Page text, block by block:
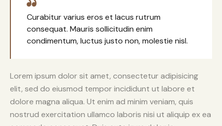
Curabitur varius eros et lacus rutrum
consequat. Mauris sollicitudin enim
condimentum, luctus justo non, molestie nisl.
Lorem ipsum dolor sit amet, consectetur adipisicing
elit, sed do eiusmod tempor incididunt ut labore et
dolore magna aliqua. Ut enim ad minim veniam, quis
nostrud exercitation ullamco laboris nisi ut aliquip ex ea